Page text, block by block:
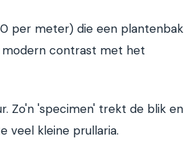
per meter) die een plantenbak
contrast met het
Zo'n 'specimen' trekt de blik en
veel kleine prullaria.